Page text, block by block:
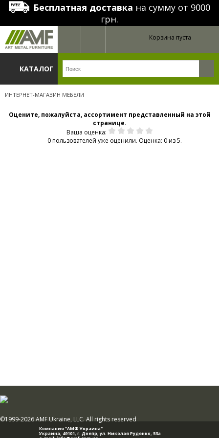
Бесплатная доставка на сумму от 9000
грн.
Корзина пуста
КАТАЛОГ
ИНТЕРНЕТ-МАГАЗИН МЕБЕЛИ
Оцените, пожалуйста, ассортимент представленный на этой
странице.
Ваша оценка:
0 пользователей уже оценили. Оценка: 0 из 5.
Компания "АМФ Украина"
Украина, 49101, г. Днепр,ул. Николая Руденко, 53а
©1999-2026 AMF Ukraine, LLC. All rights reserved